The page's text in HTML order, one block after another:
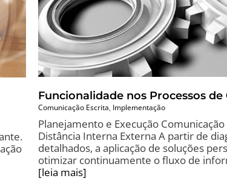
Funcionalidade nos Processos
Comunicação Escrita, Implementação
Planejamento e Execução
Distância Interna Externa A partir de
detalhados, a aplicação de soluções
otimizar continuamente o fluxo de
[leia mais]